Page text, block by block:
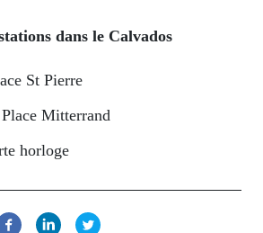
dans le Calvados
St Pierre
Mitterrand
horloge